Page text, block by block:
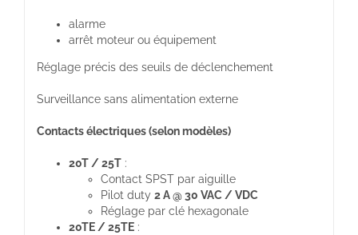
alarme
arrêt moteur ou équipement
Réglage précis des seuils de déclenchement
Surveillance sans alimentation externe
Contacts électriques (selon modèles)
20T / 25T:
Contact SPST par aiguille
Pilot duty 2 A @ 30 VAC / VDC
Réglage par clé hexagonale
20TE / 25TE: